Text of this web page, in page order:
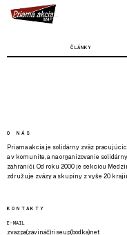
ČLÁNKY
O NÁS
Priama akcia je solidárny zväz
a v komunite, a na organizovanie
zahraničí. Od roku 2000 je sekciou
združuje zväzy a skupiny z vyše 20
KONTAKTY
E-MAIL
zvazpa(zavináč)riseup(bodka)net